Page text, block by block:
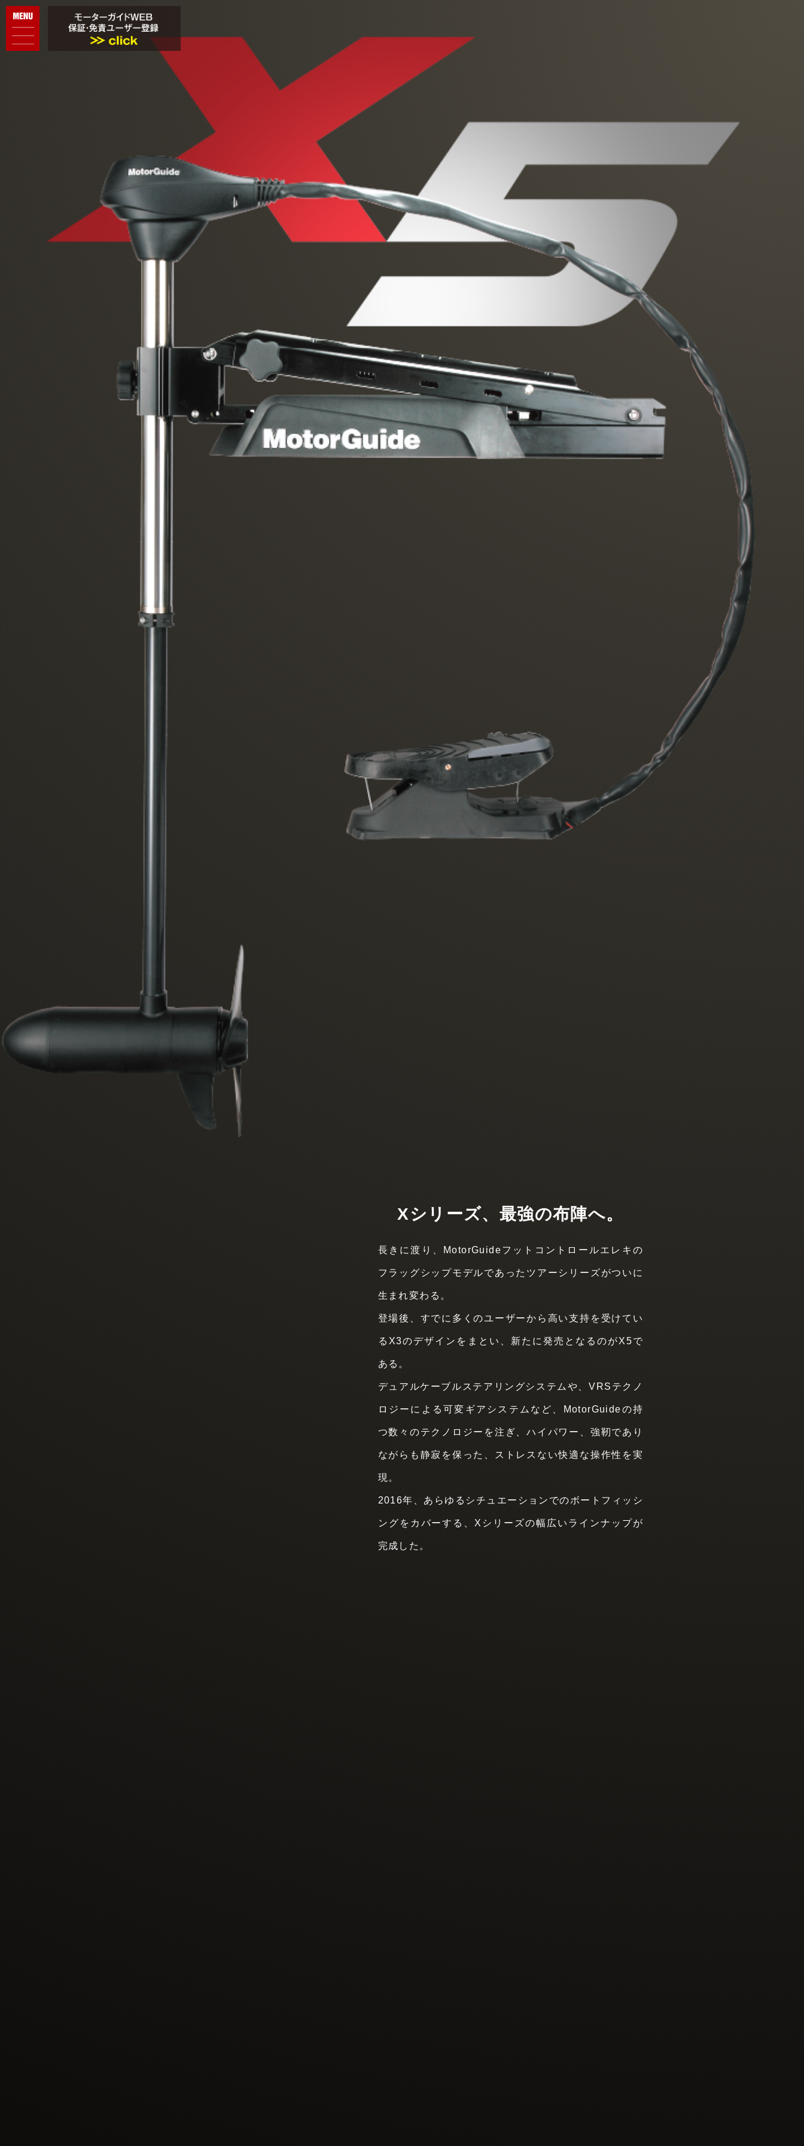
Xシリーズ、最強の布陣へ。
長きに渡り、MotorGuideフットコントロールエレキの
フラッグシップモデルであったツアーシリーズがついに
生まれ変わる。
登場後、すでに多くのユーザーから高い支持を受けてい
るX3のデザインをまとい、新たに発売となるのがX5で
ある。
デュアルケーブルステアリングシステムや、VRSテクノ
ロジーによる可変ギアシステムなど、MotorGuideの持
つ数々のテクノロジーを注ぎ、ハイパワー、強靭であり
ながらも静寂を保った、ストレスない快適な操作性を実
現。
2016年、あらゆるシチュエーションでのボートフィッシ
ングをカバーする、Xシリーズの幅広いラインナップが
完成した。